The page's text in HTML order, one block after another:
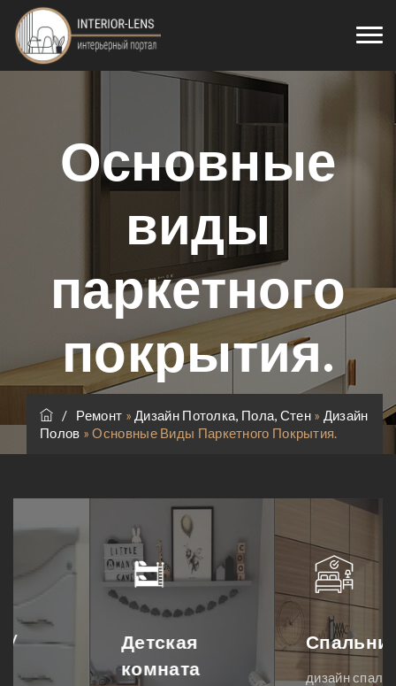
Основные
виды
паркетного
покрытия.
/ Ремонт »Дизайн Потолка, Пола, Стен » Дизайн
Полов »Основные Виды Паркетного Покрытия.
Детская
комната
Спальни
дизайн спальни